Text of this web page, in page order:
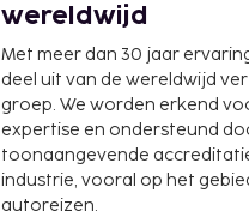
wereldwijd
Met meer dan 30 jaar
deel uit van de wereldwijd
groep. We worden erkend
expertise en ondersteund
toonaangevende
industrie, vooral op het
autoreizen.